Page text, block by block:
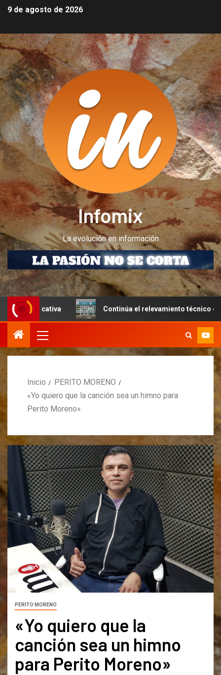
9 de agosto de 2026
Infomix
La evolución en información
Continúa el relevamiento técnico en Perito
Inicio
PERITO MORENO
«Yo quiero que la canción sea un himno para
Perito Moreno»
PERITO MORENO
«Yo quiero que la
canción sea un himno
para Perito Moreno»